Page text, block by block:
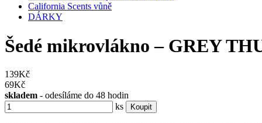
California Scents vůně
DÁRKY
Šedé mikrovlákno – GREY
139Kč
69Kč
skladem - odesíláme do 48 hodin
ks
Koupit